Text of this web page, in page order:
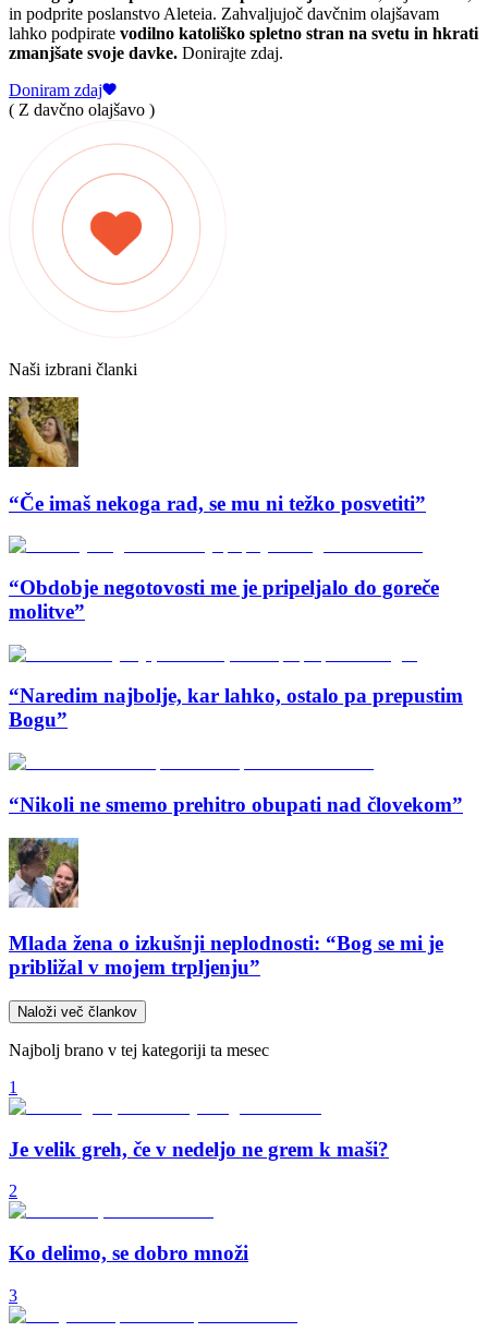
in podprite poslanstvo Aleteia. Zahvaljujoč davčnim olajšavam
lahko podpirate vodilno katoliško spletno stran na svetu in hkrati
zmanjšate svoje davke. Donirajte zdaj.
Doniram zdaj
( Z davčno olajšavo )
Naši izbrani članki
“Če imaš nekoga rad, se mu ni težko posvetiti”
“Obdobje negotovosti me je pripeljalo do goreče
molitve”
“Naredim najbolje, kar lahko, ostalo pa prepustim
Bogu”
“Nikoli ne smemo prehitro obupati nad človekom”
Mlada žena o izkušnji neplodnosti: “Bog se mi je
približal v mojem trpljenju”
Naloži več člankov
Najbolj brano v tej kategoriji ta mesec
1
Je velik greh, če v nedeljo ne grem k maši?
2
Ko delimo, se dobro množi
3